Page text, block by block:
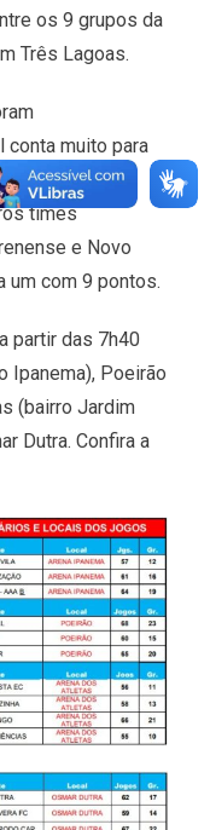
os 9 grupos da
Três Lagoas.
conta muito para
Copa. Pela
times
e Novo
um com 9 pontos.
partir das 7h40
Ipanema), Poeirão
(bairro Jardim
Dutra. Confira a